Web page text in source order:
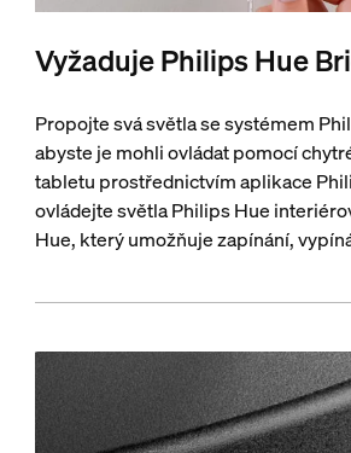
Vyžaduje Philips Hue
Propojte svá světla se systémem
abyste je mohli ovládat pomocí
tabletu prostřednictvím aplikace
ovládejte světla Philips Hue
Hue, který umožňuje zapínání,